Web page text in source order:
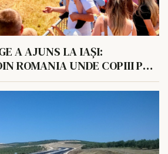
A AJUNS LA IAȘI:
ROMANIA UNDE COPIII POT